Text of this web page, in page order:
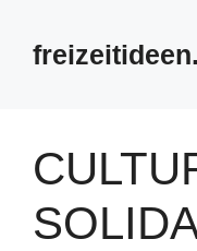
Inhalt
springen